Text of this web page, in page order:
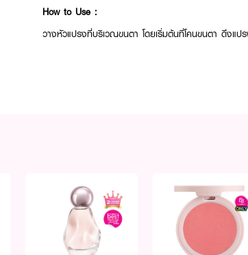
How to Use :
วางหัวแปรงที่บริเวณขนตา โดยเริ่มต้นที่โคนขนตา ดึงแป